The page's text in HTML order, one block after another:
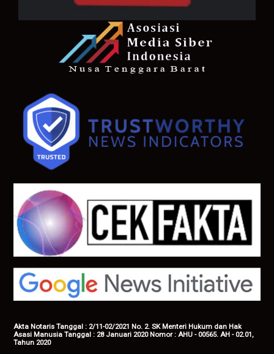
Akta Notaris Tanggal : 2/11-02/2021 No. 2. SK Menteri Hukum dan Hak
Asasi Manusia Tanggal : 28 Januari 2020 Nomor : AHU - 00565. AH - 02.01,
Tahun 2020